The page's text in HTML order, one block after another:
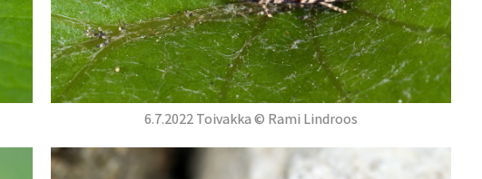
6.7.2022 Toivakka © Rami Lindroos